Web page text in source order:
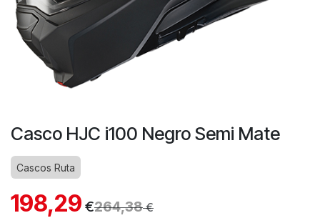
Casco HJC i100 Negro Semi Mate
Cascos Ruta
198,29 €264,38€